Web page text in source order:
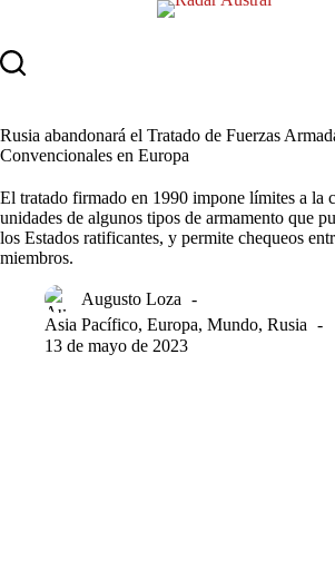
contenido
Rusia abandonará el Tratado de Fuerzas
Convencionales en Europa
El tratado firmado en 1990 impone límites a la
unidades de algunos tipos de armamento que
los Estados ratificantes, y permite chequeos
miembros.
Augusto Loza
Asia Pacífico, Europa, Mundo, Rusia
13 de mayo de 2023